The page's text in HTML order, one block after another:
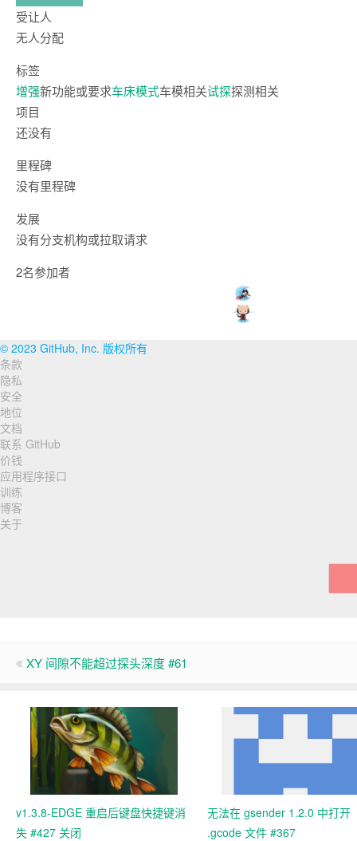
受让人
无人分配
标签
增强新功能或要求车床模式车模相关试探探测相关
项目
还没有
里程碑
没有里程碑
发展
没有分支机构或拉取请求
2名参加者
© 2023 GitHub, Inc. 版权所有
页
脚
导
航
条款
隐私
安全
地位
文档
联系 GitHub
价钱
应用程序接口
训练
博客
关于
XY 间隙不能超过探头深度 #61
v1.3.8-EDGE 重启后键盘快捷键消
失 #427 关闭
无法在 gsender 1.2.0 中打开
.gcode 文件 #367